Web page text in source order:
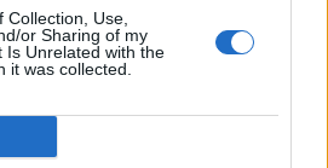
Use,
or Sharing of my
Is Unrelated with the
it was collected.
για την προβολή των
ελαιολάδουμε
στοΕθνικό Σύστημα
τη διαπίστευση του
ως φορέα χορήγησης